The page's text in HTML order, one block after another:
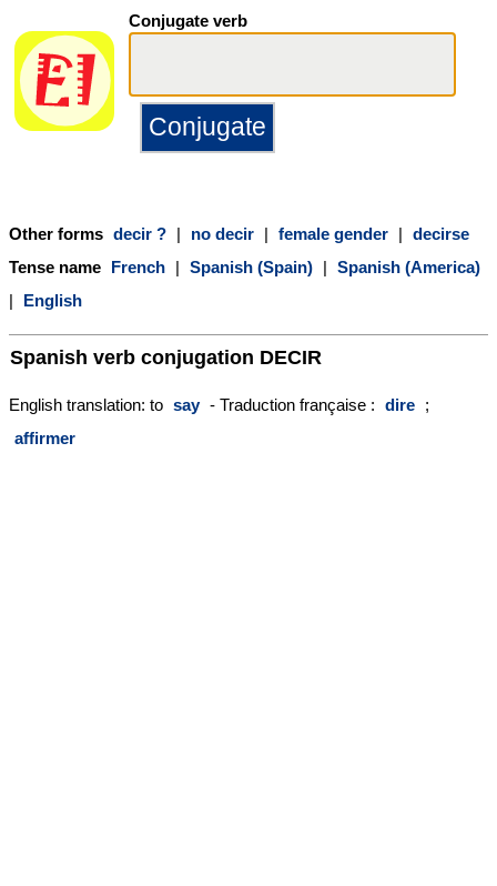
Conjugate verb
Other forms decir ? | no decir | female gender | decirse
Tense name French | Spanish (Spain) | Spanish (America)
|
English
Spanish verb conjugation DECIR
English translation: to say - Traduction française : dire ;
affirmer